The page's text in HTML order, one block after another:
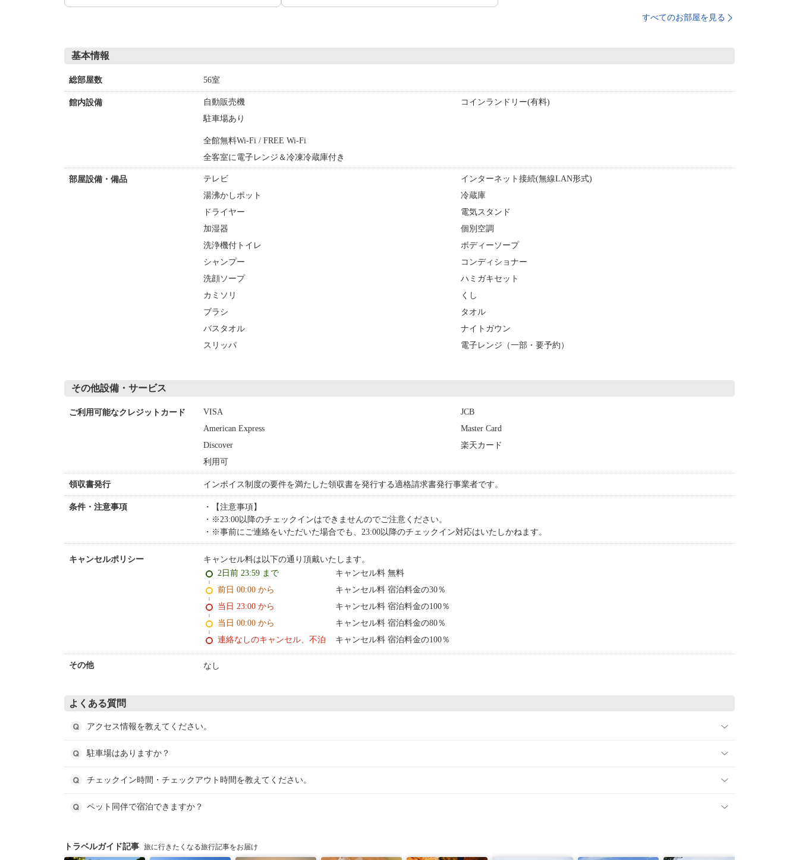
すべてのお部屋を見る
基本情報
総部屋数 56室
館内設備 自動販売機
コインランドリー(有料)
駐車場あり
全館無料Wi-Fi / FREE Wi-Fi
全客室に電子レンジ＆冷凍冷蔵庫付き
部屋設備・備品 テレビ
インターネット接続(無線LAN形式)
湯沸かしポット
冷蔵庫
ドライヤー
電気スタンド
加湿器
個別空調
洗浄機付トイレ
ボディーソープ
シャンプー
コンディショナー
洗顔ソープ
ハミガキセット
カミソリ
くし
ブラシ
タオル
バスタオル
ナイトガウン
スリッパ
電子レンジ（一部・要予約）
その他設備・サービス
ご利用可能なクレジットカード VISA
JCB
American Express
Master Card
Discover
楽天カード
利用可
領収書発行 インボイス制度の要件を満たした領収書を発行する適格請求書発行事業者です。
条件・注意事項
【注意事項】
※23:00以降のチェックインはできませんのでご注意ください。
※事前にご連絡をいただいた場合でも、23:00以降のチェックイン対応はいたしかねます。
キャンセルポリシー キャンセル料は以下の通り頂戴いたします。
2日前 23:59 まで
キャンセル料 無料
前日 00:00 から
キャンセル料 宿泊料金の30％
当日 23:00 から
キャンセル料 宿泊料金の100％
当日 00:00 から
キャンセル料 宿泊料金の80％
連絡なしのキャンセル、不泊
キャンセル料 宿泊料金の100％
その他 なし
よくある質問
アクセス情報を教えてください。
駐車場はありますか？
チェックイン時間・チェックアウト時間を教えてください。
ペット同伴で宿泊できますか？
トラベルガイド記事 旅に行きたくなる旅行記事をお届け